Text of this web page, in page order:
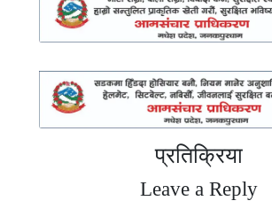
प्रतिक्रिया
Leave a Reply